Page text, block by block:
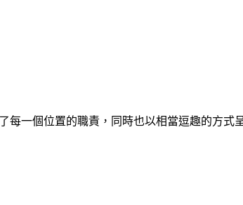
每一個位置的職責，同時也以相當逗趣的方